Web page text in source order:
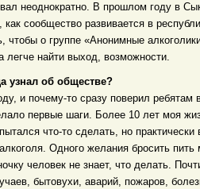
неоднократно. В прошлом году в
как сообщество развивается в
чтобы о группе «Анонимные
найти выход, возможности.
узнал об обществе?
и почему-то сразу поверил ребятам
первые шаги. Более 10 лет моя
что-то сделать, но практически
Одного желания бросить
человек не знает, что делать.
бытовухи, аварий, пожаров,